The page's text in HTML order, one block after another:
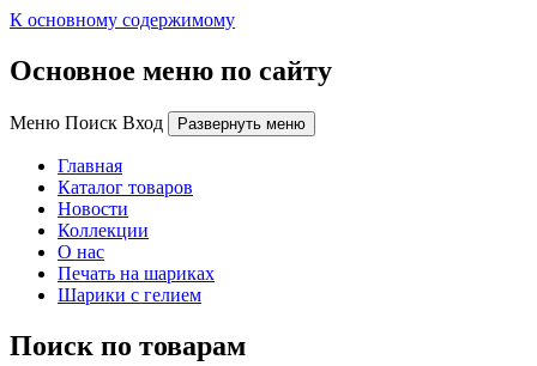
К основному содержимому
Основное меню по сайту
Меню Поиск Вход Развернуть меню
Главная
Каталог товаров
Новости
Коллекции
О нас
Печать на шариках
Шарики с гелием
Поиск по товарам